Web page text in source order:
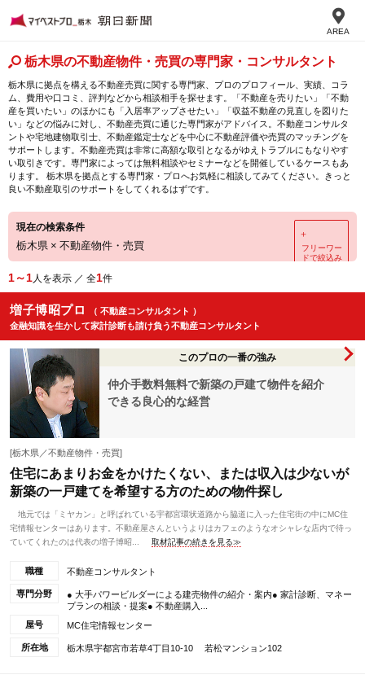
AREA
栃木県の不動産物件・売買の専門家・コンサルタント
栃木県に拠点を構える不動産売買に関する専門家、プロのプロフィール、実績、コラ
ム、費用や口コミ、評判などから相談相手を探せます。「不動産を売りたい」「不動
産を買いたい」のほかにも「入居率アップさせたい」「収益不動産の見直しを図りた
い」などの悩みに対し、不動産売買に通じた専門家がアドバイス。不動産コンサルタ
ントや宅地建物取引士、不動産鑑定士などを中心に不動産評価や売買のマッチングを
サポートします。不動産売買は非常に高額な取引となるがゆえトラブルにもなりやす
い取引きです。専門家によっては無料相談やセミナーなどを開催しているケースもあ
ります。 栃木県を拠点とする専門家・プロへお気軽に相談してみてください。きっと
良い不動産取引のサポートをしてくれるはずです。
現在の検索条件
栃木県 × 不動産物件・売買
＋
フリーワー
ドで絞込み
1～1人を表示 ／ 全1件
増子博昭プロ
（ 不動産コンサルタント ）
金融知識を生かして家計診断も請け負う不動産コンサルタント
このプロの一番の強み
仲介手数料無料で新築の戸建て物件を紹介
できる良心的な経営
[栃木県／不動産物件・売買]
住宅にあまりお金をかけたくない、または収入は少ないが
新築の一戸建てを希望する方のための物件探し
地元では「ミヤカン」と呼ばれている宇都宮環状道路から脇道に入った住宅街の中にMC住
宅情報センターはあります。不動産屋さんというよりはカフェのようなオシャレな店内で待っ
ていてくれたのは代表の増子博昭...
取材記事の続きを見る≫
職種 不動産コンサルタント
専門分野
● 大手パワービルダーによる建売物件の紹介・案内● 家計診断、マネー
プランの相談・提案● 不動産購入...
屋号
MC住宅情報センター
所在地 栃木県宇都宮市若草4丁目10-10 若松マンション102